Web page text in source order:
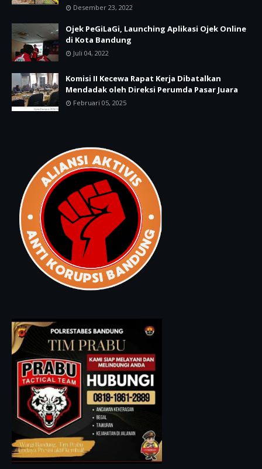
Desember 23, 2022
Ojek PeGiLaGi, Launching Aplikasi Ojek Online
di Kota Bandung
Juli 04, 2022
Komisi II Kecewa Rapat Kerja Dibatalkan
Mendadak oleh Direksi Perumda Pasar Juara
Februari 05, 2025